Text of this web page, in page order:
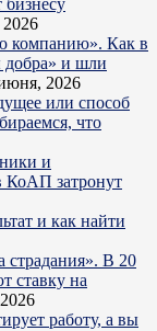
бизнесу
компанию». Как в
добра» и шли
2026
или способ
что
и
КоАП затронут
и как найти
страдания». В 20
ставку на
работу, а вы